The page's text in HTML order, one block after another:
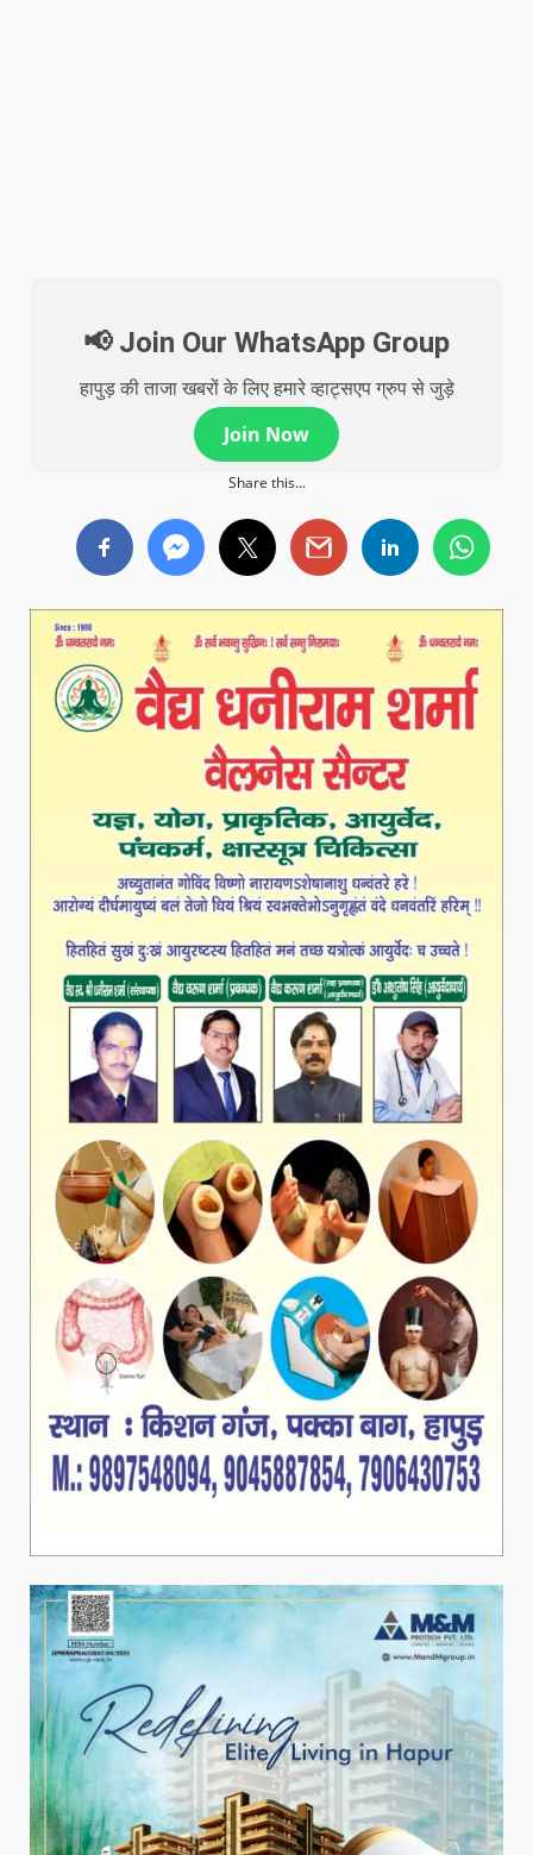
📢 Join Our WhatsApp Group
हापुड़ की ताजा खबरों के लिए हमारे व्हाट्सएप ग्रुप से जुड़े
Join Now
Share this...